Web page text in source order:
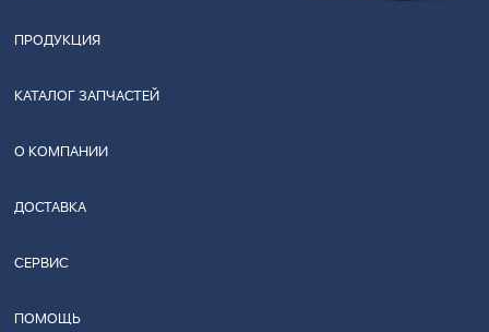
ПРОДУКЦИЯ
КАТАЛОГ ЗАПЧАСТЕЙ
О КОМПАНИИ
ДОСТАВКА
СЕРВИС
ПОМОЩЬ